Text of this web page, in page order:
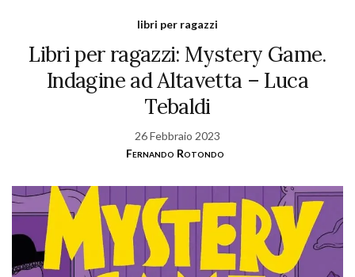
libri per ragazzi
Libri per ragazzi: Mystery Game.
Indagine ad Altavetta – Luca
Tebaldi
26 Febbraio 2023
Fernando Rotondo